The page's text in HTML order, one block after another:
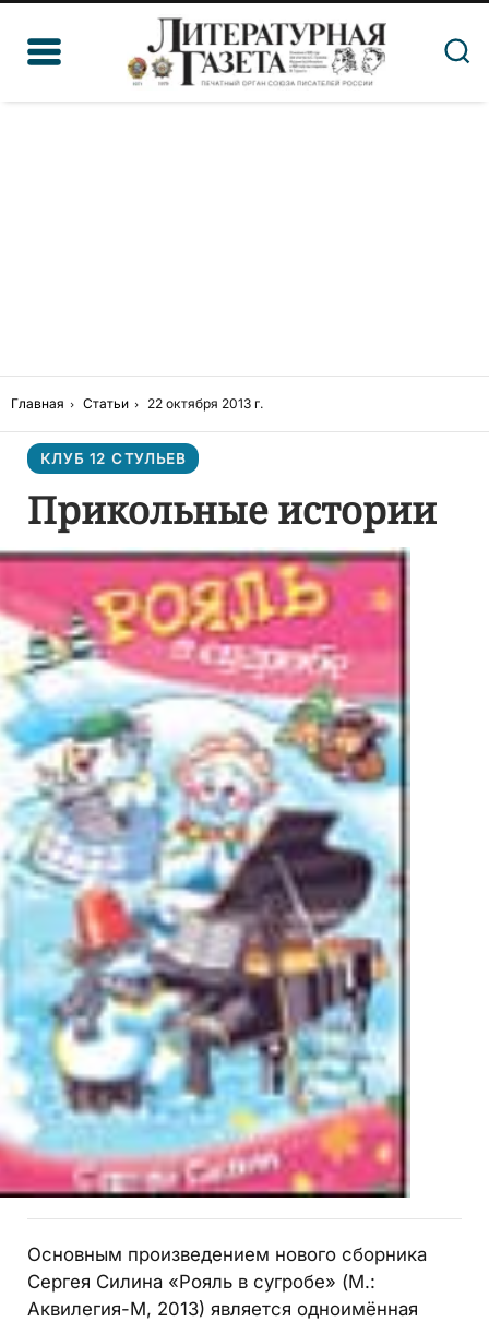
Главная Статьи 22 октября 2013 г.
КЛУБ 12 СТУЛЬЕВ
Прикольные истории
Основным произведением нового сборника
Сергея Силина «Рояль в сугробе» (М.:
Аквилегия-М, 2013) является одноимённая